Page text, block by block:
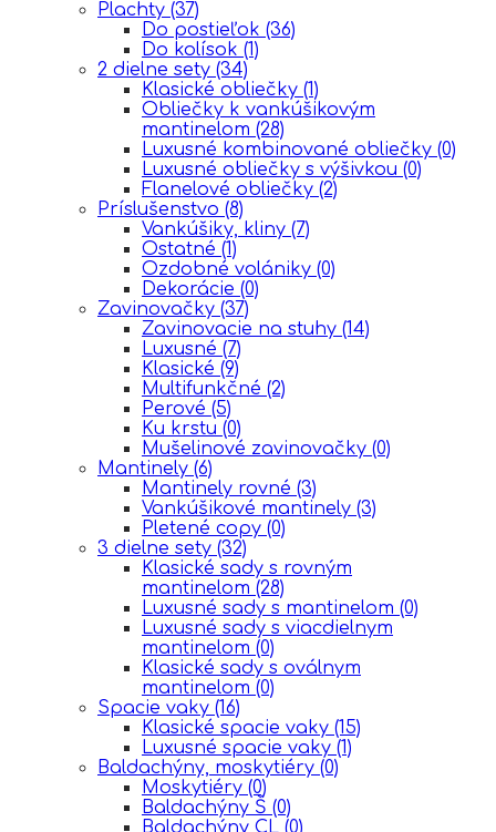
Plachty (37)
Do postieľok (36)
Do kolísok (1)
2 dielne sety (34)
Klasické obliečky (1)
Obliečky k vankúšikovým
mantinelom (28)
Luxusné kombinované obliečky (0)
Luxusné obliečky s výšivkou (0)
Flanelové obliečky (2)
Príslušenstvo (8)
Vankúšiky, kliny (7)
Ostatné (1)
Ozdobné volániky (0)
Dekorácie (0)
Zavinovačky (37)
Zavinovacie na stuhy (14)
Luxusné (7)
Klasické (9)
Multifunkčné (2)
Perové (5)
Ku krstu (0)
Mušelinové zavinovačky (0)
Mantinely (6)
Mantinely rovné (3)
Vankúšikové mantinely (3)
Pletené copy (0)
3 dielne sety (32)
Klasické sady s rovným
mantinelom (28)
Luxusné sady s mantinelom (0)
Luxusné sady s viacdielnym
mantinelom (0)
Klasické sady s oválnym
mantinelom (0)
Spacie vaky (16)
Klasické spacie vaky (15)
Luxusné spacie vaky (1)
Baldachýny, moskytiéry (0)
Moskytiéry (0)
Baldachýny Š (0)
Baldachýny CL (0)